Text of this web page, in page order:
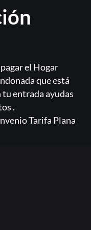
el Hogar
que está
tu entrada ayudas
.
Tarifa Plana